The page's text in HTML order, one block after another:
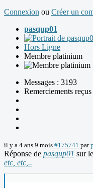
Connexion ou Créer un
pasqup01
Hors Ligne
Membre platinium
Messages : 3193
Remerciements
il y a 4 ans 9 mois #175741 par
Réponse de pasqup01 sur
etc, etc,..